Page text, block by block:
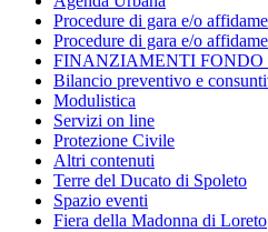
Procedure di gara e/o
Procedure di gara e/o
FINANZIAMENTI FONDO
Bilancio preventivo e
Modulistica
Servizi on line
Protezione Civile
Altri contenuti
Terre del Ducato di Spoleto
Spazio eventi
Fiera della Madonna di Loreto